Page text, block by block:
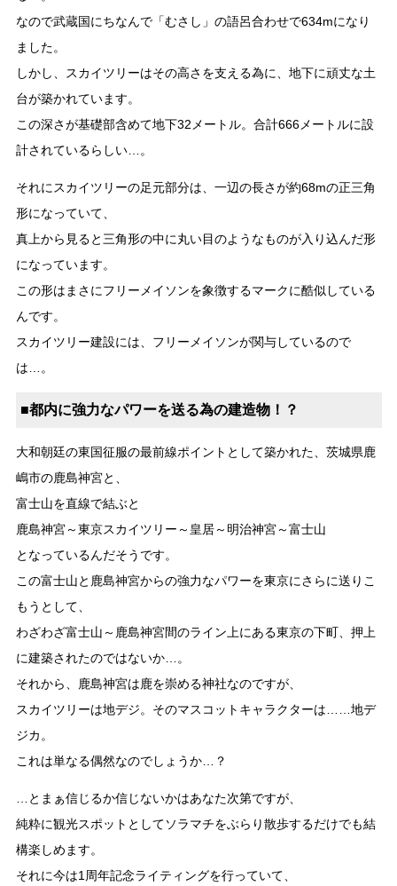
なので武蔵国にちなんで「むさし」の語呂合わせで634mになり
ました。
しかし、スカイツリーはその高さを支える為に、地下に頑丈な土
台が築かれています。
この深さが基礎部含めて地下32メートル。合計666メートルに設
計されているらしい…。
それにスカイツリーの足元部分は、一辺の長さが約68mの正三角
形になっていて、
真上から見ると三角形の中に丸い目のようなものが入り込んだ形
になっています。
この形はまさにフリーメイソンを象徴するマークに酷似している
んです。
スカイツリー建設には、フリーメイソンが関与しているので
は…。
■都内に強力なパワーを送る為の建造物！？
大和朝廷の東国征服の最前線ポイントとして築かれた、茨城県鹿
嶋市の鹿島神宮と、
富士山を直線で結ぶと
鹿島神宮～東京スカイツリー～皇居～明治神宮～富士山
となっているんだそうです。
この富士山と鹿島神宮からの強力なパワーを東京にさらに送りこ
もうとして、
わざわざ富士山～鹿島神宮間のライン上にある東京の下町、押上
に建築されたのではないか…。
それから、鹿島神宮は鹿を崇める神社なのですが、
スカイツリーは地デジ。そのマスコットキャラクターは……地デ
ジカ。
これは単なる偶然なのでしょうか…？
…とまぁ信じるか信じないかはあなた次第ですが、
純粋に観光スポットとしてソラマチをぶらり散歩するだけでも結
構楽しめます。
それに今は1周年記念ライティングを行っていて、